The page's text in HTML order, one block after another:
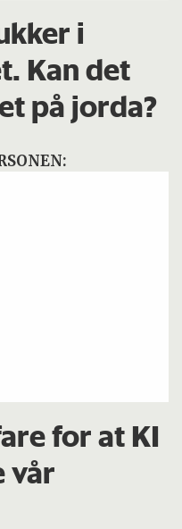
i
Kan det
på jorda?
for at KI
vår